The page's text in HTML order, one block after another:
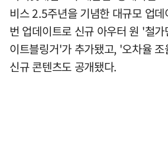
비스 2.5주년을 기념한 대규모 업
번 업데이트로 신규 아우터 원 '철
이트블링거'가 추가됐고, '오차율
신규 콘텐츠도 공개됐다.